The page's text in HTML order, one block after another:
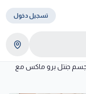
تسجيل دخول
الجسم جنتل برو ماكس مع